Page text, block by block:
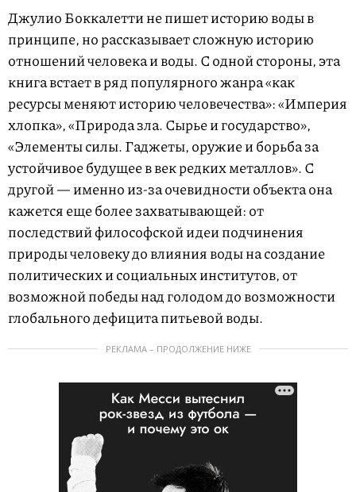
Джулио Боккалетти не пишет историю воды в
принципе, но рассказывает сложную историю
отношений человека и воды. С одной стороны, эта
книга встает в ряд популярного жанра «как
ресурсы меняют историю человечества»: «Империя
хлопка», «Природа зла. Сырье и государство»,
«Элементы силы. Гаджеты, оружие и борьба за
устойчивое будущее в век редких металлов». С
другой — именно из-за очевидности объекта она
кажется еще более захватывающей: от
последствий философской идеи подчинения
природы человеку до влияния воды на создание
политических и социальных институтов, от
возможной победы над голодом до возможности
глобального дефицита питьевой воды.
РЕКЛАМА – ПРОДОЛЖЕНИЕ НИЖЕ